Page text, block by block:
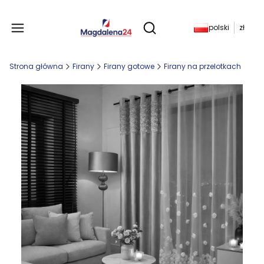
Otwórz wyszukiwarkę
Produkty w
polski zł
Strona główna Firany Firany gotowe Firany na przelotkach